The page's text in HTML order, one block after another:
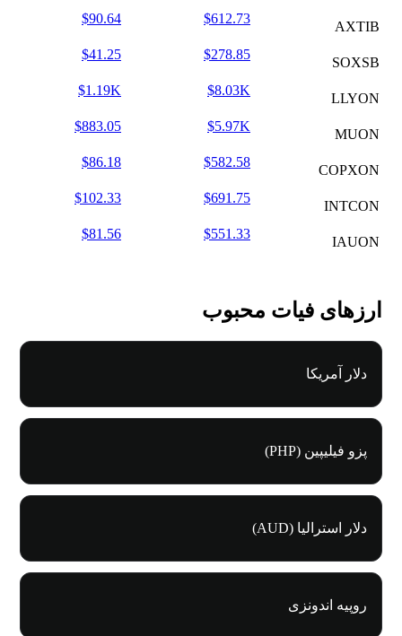
AXTIB
$612.73
$90.64
SOXSB
$278.85
$41.25
LLYON
$8.03K
$1.19K
MUON
$5.97K
$883.05
COPXON
$582.58
$86.18
INTCON
$691.75
$102.33
IAUON
$551.33
$81.56
ارزهای فیات محبوب
دلار آمریکا
پزو فیلیپین (PHP)
دلار استرالیا (AUD)
روپیه اندونزی